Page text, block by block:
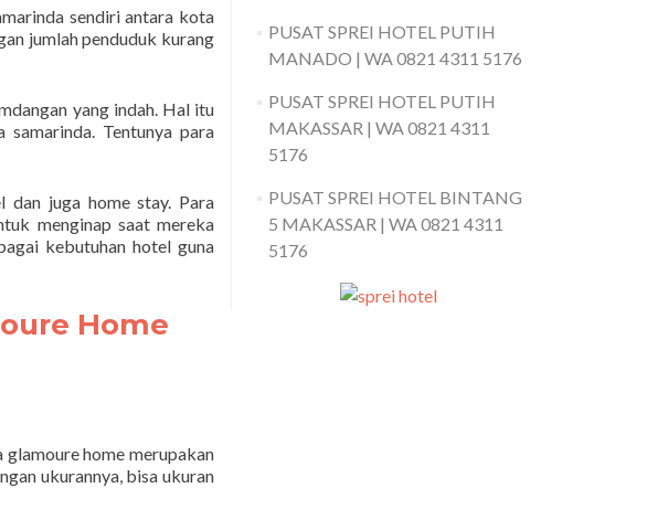
sendiri antara kota
jumlah penduduk kurang
yang indah. Hal itu
Tentunya para
dan juga home stay. Para
menginap saat mereka
kebutuhan hotel guna
Home
home merupakan
ukurannya, bisa ukuran
PUSAT SPREI HOTEL PUTIH
MANADO | WA 0821 4311 5176
PUSAT SPREI HOTEL PUTIH
MAKASSAR | WA 0821 4311
5176
PUSAT SPREI HOTEL BINTANG
5 MAKASSAR | WA 0821 4311
5176